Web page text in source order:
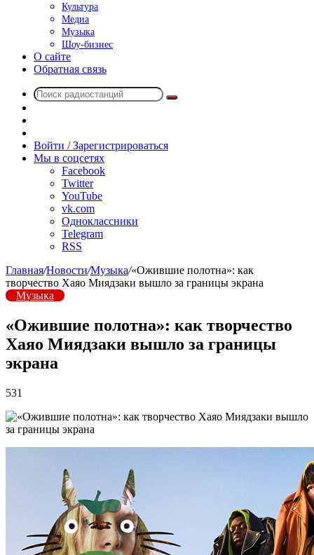
Культура
Медиа
Музыка
Шоу-бизнес
О сайте
Обратная связь
Поиск
радио
Войти / Зарегистрироваться
Мы в соцсетях
Facebook
Twitter
YouTube
vk.com
Одноклассники
Telegram
RSS
Главная/Новости/Музыка/«Ожившие полотна»: как
творчество Хаяо Миядзаки вышло за границы экрана
Музыка
«Ожившие полотна»: как творчество
Хаяо Миядзаки вышло за границы
экрана
531